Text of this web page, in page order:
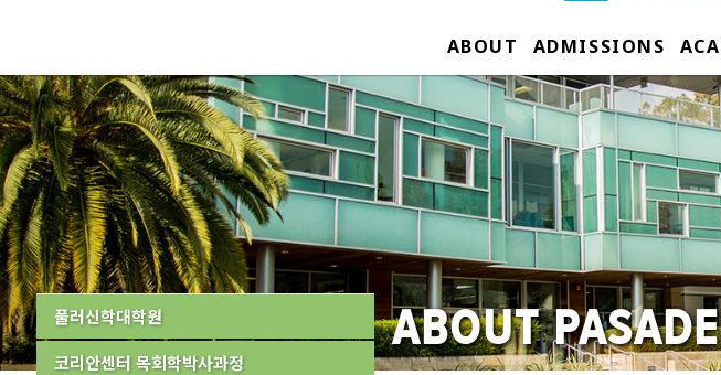
ABOUT ADMISSIONS
풀러신학대학원
코리안센터 목회학박사과정
ABOUT